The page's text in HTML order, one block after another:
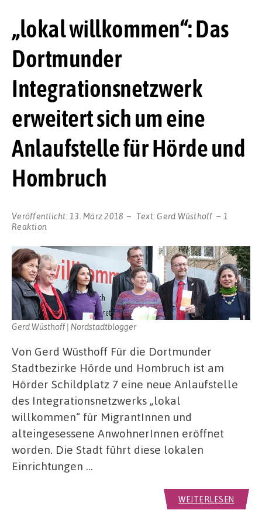
„lokal willkommen“: Das
Dortmunder
Integrationsnetzwerk
erweitert sich um eine
Anlaufstelle für Hörde und
Hombruch
Veröffentlicht: 13. März 2018 Text:Gerd Wüsthoff
1
Reaktion
Gerd Wüsthoff | Nordstadtblogger
Von Gerd Wüsthoff Für die Dortmunder
Stadtbezirke Hörde und Hombruch ist am
Hörder Schildplatz 7 eine neue Anlaufstelle
des Integrationsnetzwerks „lokal
willkommen“ für MigrantInnen und
alteingesessene AnwohnerInnen eröffnet
worden. Die Stadt führt diese lokalen
Einrichtungen …
WEITERLESEN